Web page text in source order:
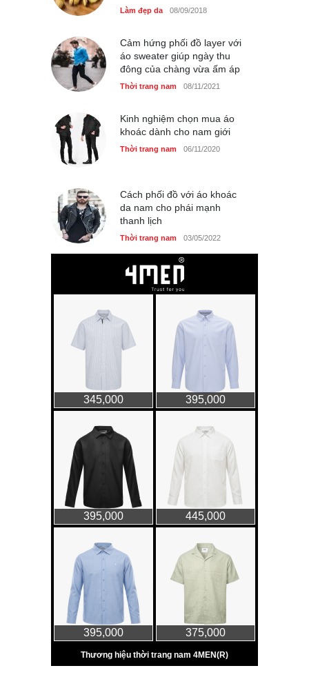
Làm đẹp da 08/09/2018
Cảm hứng phối đồ layer với
áo sweater giúp ngày thu
đông của chàng vừa ấm áp
Thời trang nam 08/11/2021
Kinh nghiệm chọn mua áo
khoác dành cho nam giới
Thời trang nam 06/11/2020
Cách phối đồ với áo khoác
da nam cho phái mạnh
thanh lịch
Thời trang nam 03/05/2022